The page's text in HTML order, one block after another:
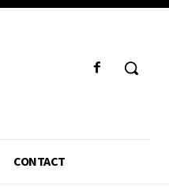
CONTACT